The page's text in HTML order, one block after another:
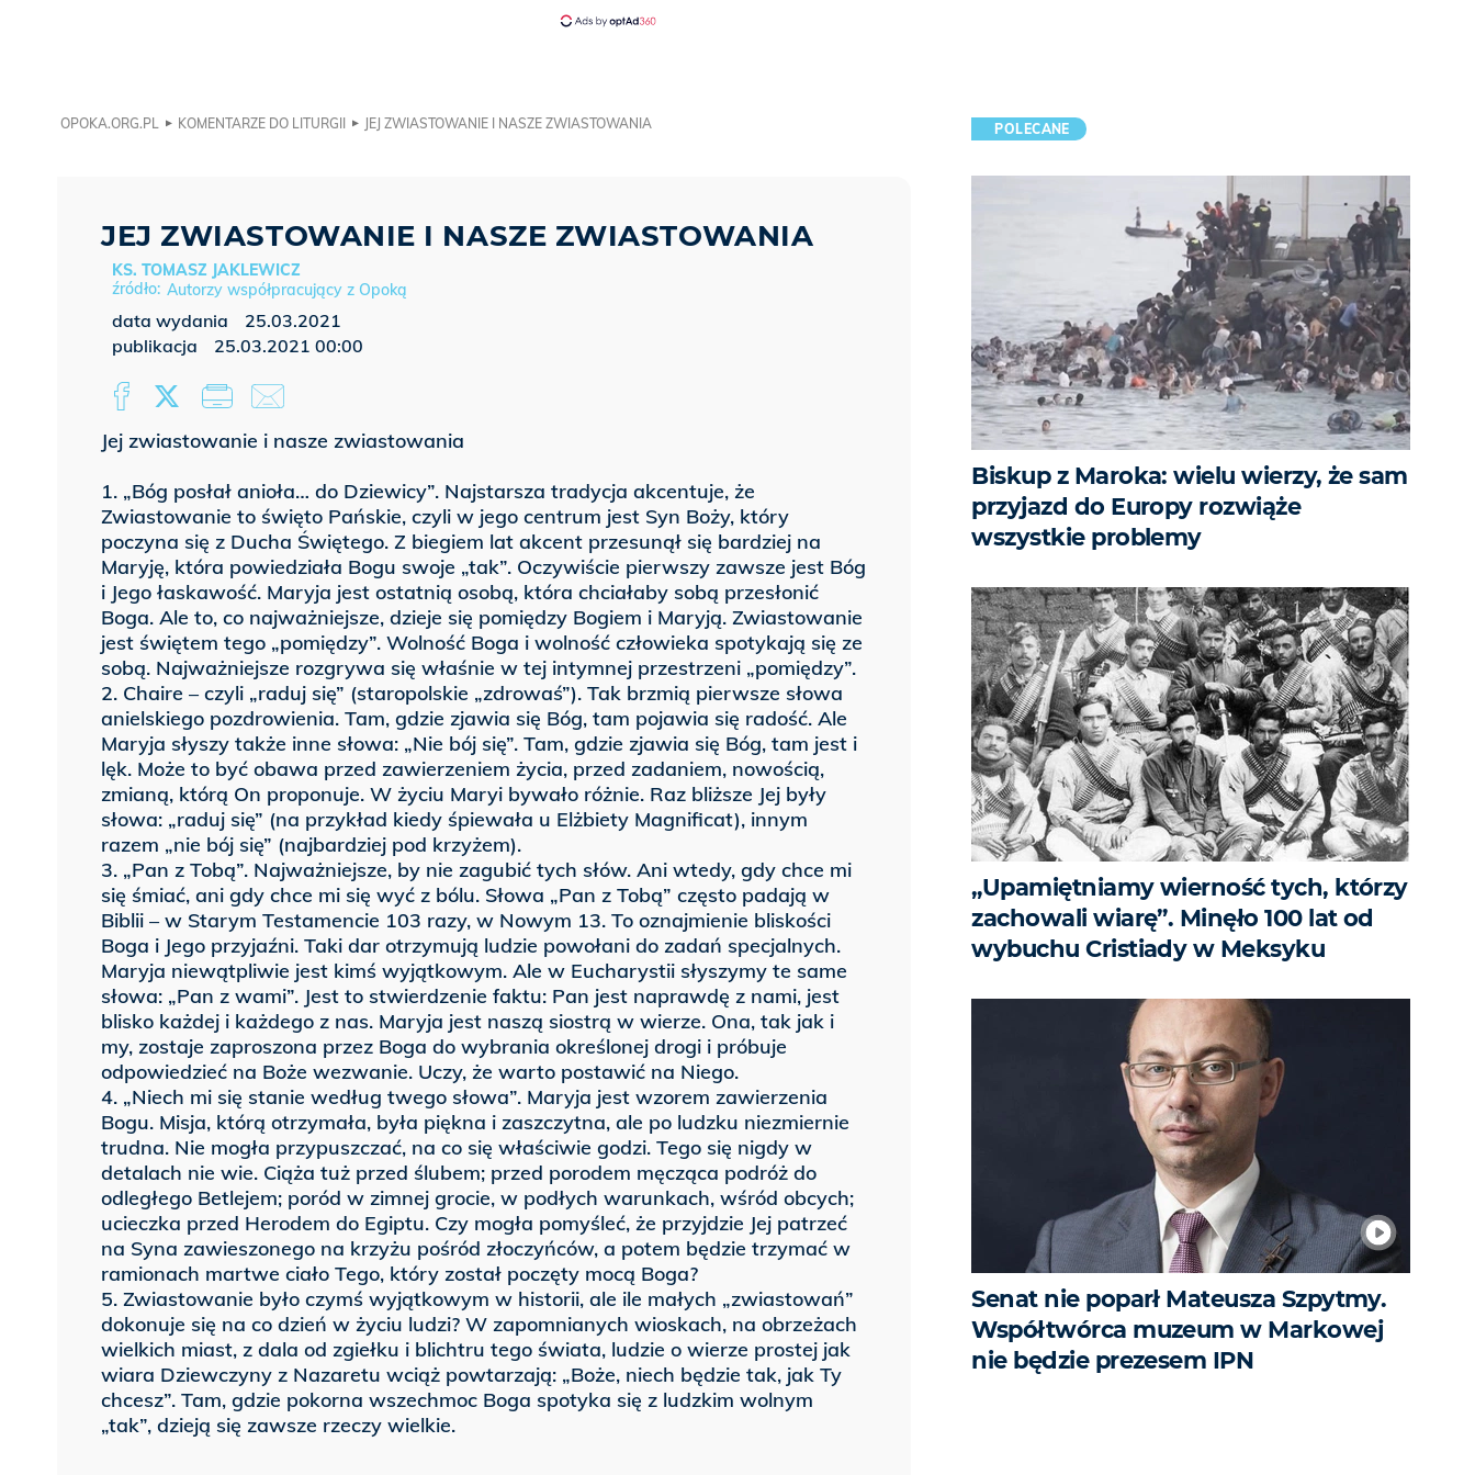
OPOKA.ORG.PL KOMENTARZE DO LITURGII JEJ ZWIASTOWANIE I NASZE ZWIASTOWANIA
JEJ ZWIASTOWANIE I NASZE ZWIASTOWANIA
Jej zwiastowanie i nasze zwiastowania
1. „Bóg posłał anioła… do Dziewicy”. Najstarsza tradycja akcentuje, że
Zwiastowanie to święto Pańskie, czyli w jego centrum jest Syn Boży, który
poczyna się z Ducha Świętego. Z biegiem lat akcent przesunął się bardziej na
Maryję, która powiedziała Bogu swoje „tak”. Oczywiście pierwszy zawsze jest Bóg
i Jego łaskawość. Maryja jest ostatnią osobą, która chciałaby sobą przesłonić
Boga. Ale to, co najważniejsze, dzieje się pomiędzy Bogiem i Maryją. Zwiastowanie
jest świętem tego „pomiędzy”. Wolność Boga i wolność człowieka spotykają się ze
sobą. Najważniejsze rozgrywa się właśnie w tej intymnej przestrzeni „pomiędzy”.
2. Chaire – czyli „raduj się” (staropolskie „zdrowaś”). Tak brzmią pierwsze słowa
anielskiego pozdrowienia. Tam, gdzie zjawia się Bóg, tam pojawia się radość. Ale
Maryja słyszy także inne słowa: „Nie bój się”. Tam, gdzie zjawia się Bóg, tam jest i
lęk. Może to być obawa przed zawierzeniem życia, przed zadaniem, nowością,
zmianą, którą On proponuje. W życiu Maryi bywało różnie. Raz bliższe Jej były
słowa: „raduj się” (na przykład kiedy śpiewała u Elżbiety Magnificat), innym
razem „nie bój się” (najbardziej pod krzyżem).
3. „Pan z Tobą”. Najważniejsze, by nie zagubić tych słów. Ani wtedy, gdy chce mi
się śmiać, ani gdy chce mi się wyć z bólu. Słowa „Pan z Tobą” często padają w
Biblii – w Starym Testamencie 103 razy, w Nowym 13. To oznajmienie bliskości
Boga i Jego przyjaźni. Taki dar otrzymują ludzie powołani do zadań specjalnych.
Maryja niewątpliwie jest kimś wyjątkowym. Ale w Eucharystii słyszymy te same
słowa: „Pan z wami”. Jest to stwierdzenie faktu: Pan jest naprawdę z nami, jest
blisko każdej i każdego z nas. Maryja jest naszą siostrą w wierze. Ona, tak jak i
my, zostaje zaproszona przez Boga do wybrania określonej drogi i próbuje
odpowiedzieć na Boże wezwanie. Uczy, że warto postawić na Niego.
4. „Niech mi się stanie według twego słowa”. Maryja jest wzorem zawierzenia
Bogu. Misja, którą otrzymała, była piękna i zaszczytna, ale po ludzku niezmiernie
trudna. Nie mogła przypuszczać, na co się właściwie godzi. Tego się nigdy w
detalach nie wie. Ciąża tuż przed ślubem; przed porodem męcząca podróż do
odległego Betlejem; poród w zimnej grocie, w podłych warunkach, wśród obcych;
ucieczka przed Herodem do Egiptu. Czy mogła pomyśleć, że przyjdzie Jej patrzeć
na Syna zawieszonego na krzyżu pośród złoczyńców, a potem będzie trzymać w
ramionach martwe ciało Tego, który został poczęty mocą Boga?
5. Zwiastowanie było czymś wyjątkowym w historii, ale ile małych „zwiastowań”
dokonuje się na co dzień w życiu ludzi? W zapomnianych wioskach, na obrzeżach
wielkich miast, z dala od zgiełku i blichtru tego świata, ludzie o wierze prostej jak
wiara Dziewczyny z Nazaretu wciąż powtarzają: „Boże, niech będzie tak, jak Ty
chcesz”. Tam, gdzie pokorna wszechmoc Boga spotyka się z ludzkim wolnym
„tak”, dzieją się zawsze rzeczy wielkie.
KS. TOMASZ JAKLEWICZ
Autorzy współpracujący z Opoką
data wydania
25.03.2021
publikacja
25.03.2021 00:00
POLECANE
Biskup z Maroka: wielu wierzy, że sam
przyjazd do Europy rozwiąże
wszystkie problemy
„Upamiętniamy wierność tych, którzy
zachowali wiarę”. Minęło 100 lat od
wybuchu Cristiady w Meksyku
Senat nie poparł Mateusza Szpytmy.
Współtwórca muzeum w Markowej
nie będzie prezesem IPN